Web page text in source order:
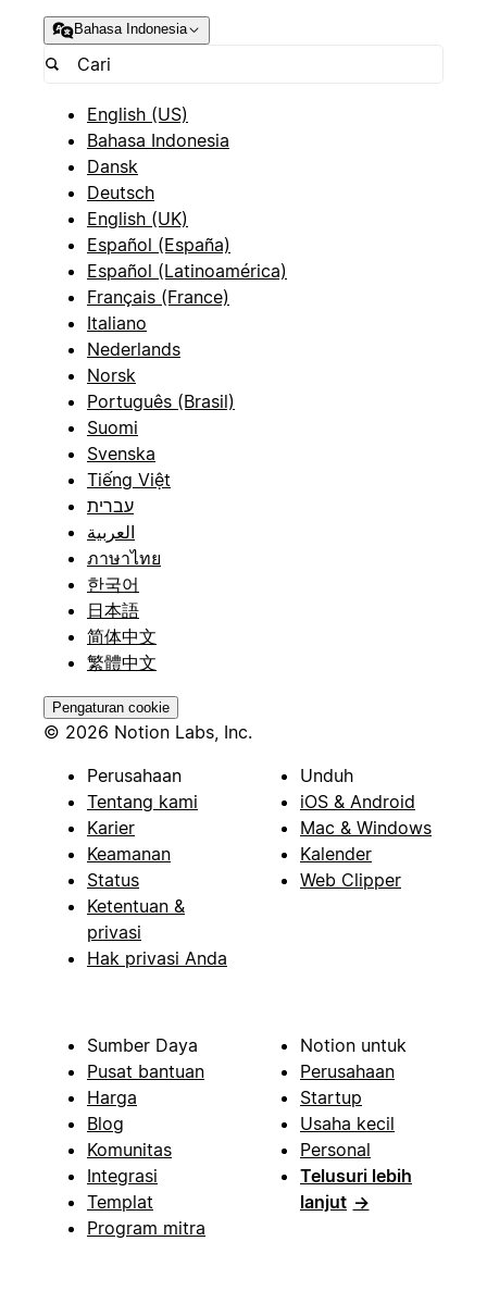
Bahasa Indonesia
English (US)
Bahasa Indonesia
Dansk
Deutsch
English (UK)
Español (España)
Español (Latinoamérica)
Français (France)
Italiano
Nederlands
Norsk
Português (Brasil)
Suomi
Svenska
Tiếng Việt
עברית
العربية
ภาษาไทย
한국어
日本語
简体中文
繁體中文
Pengaturan cookie
© 2026 Notion Labs, Inc.
Perusahaan
Tentang kami
Karier
Keamanan
Status
Ketentuan &
privasi
Hak privasi Anda
Unduh
iOS & Android
Mac & Windows
Kalender
Web Clipper
Sumber Daya
Pusat bantuan
Harga
Blog
Komunitas
Integrasi
Templat
Program mitra
Notion untuk
Perusahaan
Startup
Usaha kecil
Personal
Telusuri lebih
lanjut →